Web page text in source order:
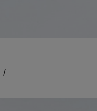
/